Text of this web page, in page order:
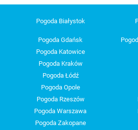
Pogoda Białystok
Pogoda Gdańsk
Pogoda Katowice
Pogoda Kraków
Pogoda Łódź
Pogoda Opole
Pogoda Rzeszów
Pogoda Warszawa
Pogoda Zakopane